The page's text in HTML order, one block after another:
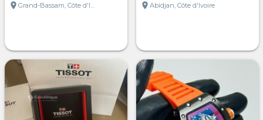
location_on
Grand-Bassam, Côte d'Ivoire
location_on Abidjan, Côte d'Ivoire